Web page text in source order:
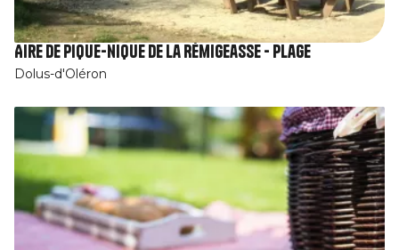
Aire de pique-nique de la Rémigeasse - Plage
Dolus-d'Oléron